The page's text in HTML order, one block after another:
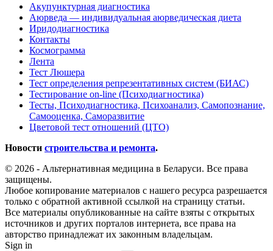
Акупунктурная диагностика
Аюрведа — индивидуальная аюрведическая диета
Иридодиагностика
Контакты
Космограмма
Лента
Тест Люшера
Тест определения репрезентативных систем (БИАС)
Тестирование on-line (Психодиагностика)
Тесты, Психодиагностика, Психоанализ, Самопознание,
Самооценка, Саморазвитие
Цветовой тест отношений (ЦТО)
Новости строительства и ремонта.
© 2026 - Альтернативная медицина в Беларуси. Все права
защищены.
Любое копирование материалов с нашего ресурса разрешается
только с обратной активной ссылкой на страницу статьи.
Все материалы опубликованные на сайте взяты с открытых
источников и других порталов интернета, все права на
авторство принадлежат их законным владельцам.
Sign in